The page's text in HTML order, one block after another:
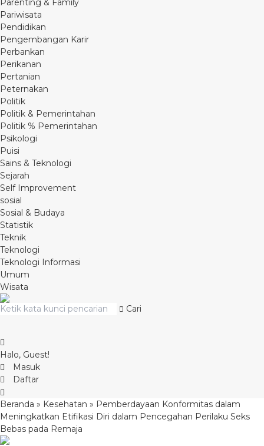
Parenting & Family
Pariwisata
Pendidikan
Pengembangan Karir
Perbankan
Perikanan
Pertanian
Peternakan
Politik
Politik & Pemerintahan
Politik % Pemerintahan
Psikologi
Puisi
Sains & Teknologi
Sejarah
Self Improvement
sosial
Sosial & Budaya
Statistik
Teknik
Teknologi
Teknologi Informasi
Umum
Wisata
Cari
Halo, Guest!
Masuk
Daftar
Beranda » Kesehatan » Pemberdayaan Konformitas dalam
Meningkatkan Etifikasi Diri dalam Pencegahan Perilaku Seks
Bebas pada Remaja